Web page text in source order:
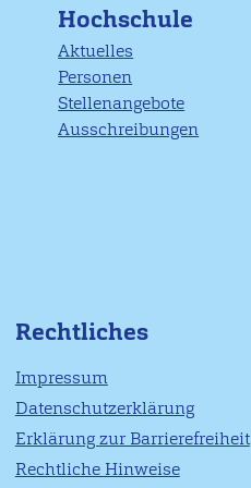
Hochschule
Aktuelles
Personen
Stellenangebote
Ausschreibungen
Rechtliches
Impressum
Datenschutzerklärung
Erklärung zur Barrierefreiheit
Rechtliche Hinweise